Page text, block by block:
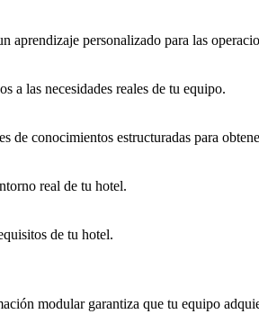
aprendizaje personalizado para las
a las necesidades reales de tu equipo.
conocimientos estructuradas para
real de tu hotel.
de tu hotel.
modular garantiza que tu equipo